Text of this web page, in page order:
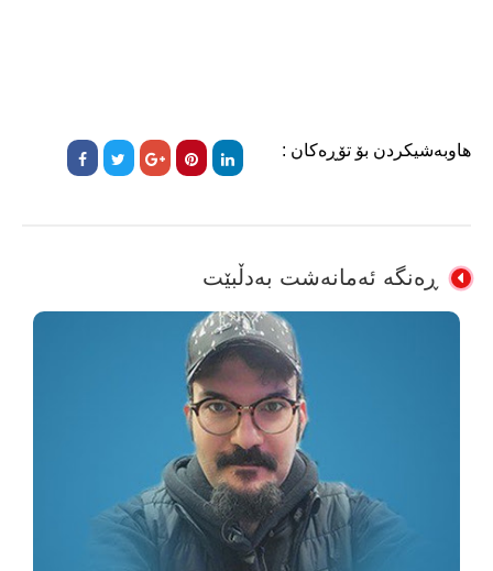
هاوبەشیکردن بۆ تۆڕەکان :
ڕەنگە ئەمانەشت بەدڵبێت